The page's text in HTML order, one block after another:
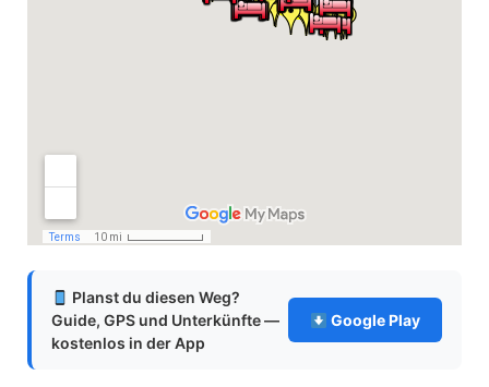
Planst du diesen Weg?
Guide, GPS und Unterkünfte —
kostenlos in der App
Google Play